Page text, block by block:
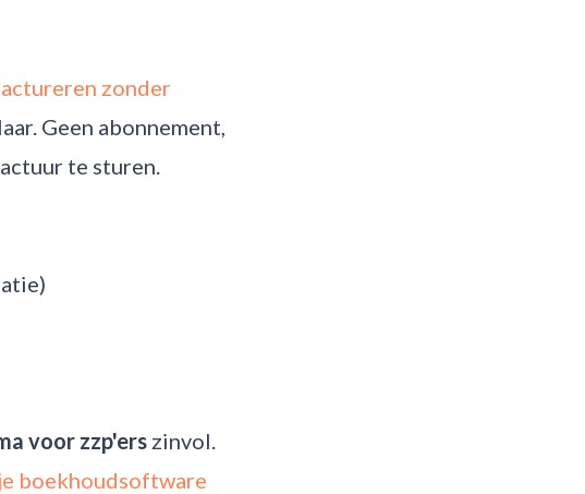
zonder
Geen abonnement,
te sturen.
voor zzp'ers zinvol.
boekhoudsoftware